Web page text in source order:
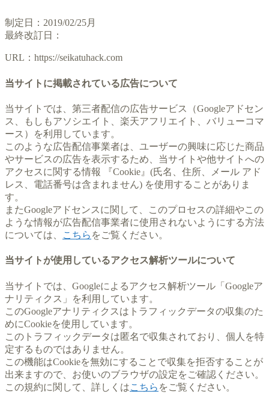
制定日：2019/02/25月
最終改訂日：
URL：https://seikatuhack.com
当サイトに掲載されている広告について
当サイトでは、第三者配信の広告サービス（Googleアドセン
ス、もしもアソシエイト、楽天アフリエイト、バリューコマ
ース）を利用しています。
このような広告配信事業者は、ユーザーの興味に応じた商品
やサービスの広告を表示するため、当サイトや他サイトへの
アクセスに関する情報 『Cookie』(氏名、住所、メール アド
レス、電話番号は含まれません) を使用することがありま
す。
またGoogleアドセンスに関して、このプロセスの詳細やこの
ような情報が広告配信事業者に使用されないようにする方法
については、
こちら をご覧ください。
当サイトが使用しているアクセス解析ツールについて
当サイトでは、Googleによるアクセス解析ツール「Googleア
ナリティクス」を利用しています。
このGoogleアナリティクスはトラフィックデータの収集のた
めにCookieを使用しています。
このトラフィックデータは匿名で収集されており、個人を特
定するものではありません。
この機能はCookieを無効にすることで収集を拒否することが
出来ますので、お使いのブラウザの設定をご確認ください。
この規約に関して、詳しくはこちら をご覧ください。